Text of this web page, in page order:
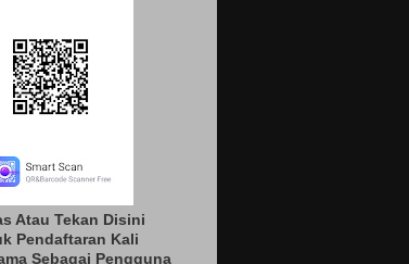
Atau Tekan Disini
Pendaftaran Kali
Sebagai Pengguna